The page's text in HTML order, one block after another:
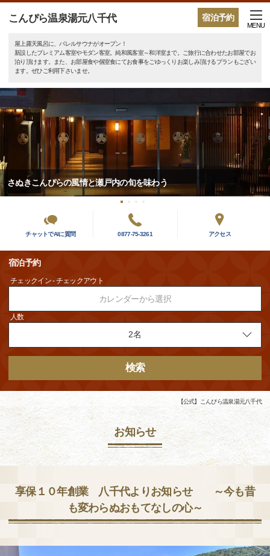
宿泊予約
こんぴら温泉湯元八千代
MENU
屋上露天風呂に、バレルサウナがオープン！
新設したプレミアム客室やモダン客室。純和風客室～和洋室まで。ご旅行に合わせたお部屋でお
泊り頂けます。また、お部屋食や個室食にてお食事をごゆっくりお楽しみ頂けるプランもござい
ます。ぜひご利用下さいませ。
さぬきこんぴらの風情と瀬戸内の旬を味わう
チャットでAIに質問 0877-75-3261 アクセス
宿泊予約
チェックイン - チェックアウト
カレンダーから選択
人数
検索
【公式】こんぴら温泉湯元八千代
お知らせ
享保１０年創業 八千代よりお知らせ ～今も昔
も変わらぬおもてなしの心～